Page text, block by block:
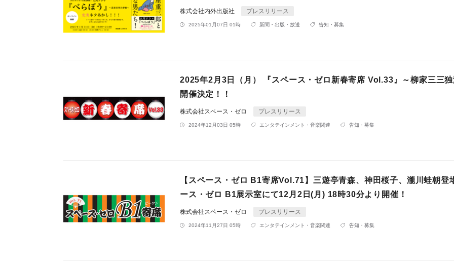
株式会社内外出版社 プレスリリース
2025年01月07日 01時 新聞・出版・放送 告知・募集
2025年2月3日（月） 『スペース・ゼロ新春寄席 Vol.33』～柳家三三独
開催決定！！
株式会社スペース・ゼロ プレスリリース
2024年12月03日 05時 エンタテインメント・音楽関連 告知・募集
【スペース・ゼロ B1寄席Vol.71】三遊亭青森、神田桜子、瀧川蛙朝登
ース・ゼロ B1展示室にて12月2日(月) 18時30分より開催！
株式会社スペース・ゼロ プレスリリース
2024年11月27日 05時 エンタテインメント・音楽関連 告知・募集